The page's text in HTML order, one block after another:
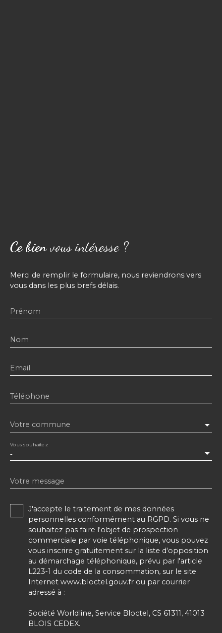
Ce bien vous intéresse ?
Merci de remplir le formulaire, nous reviendrons vers
vous dans les plus brefs délais.
Prénom
Nom
Email
Téléphone
Votre commune
-
Vous souhaitez
Votre message
J'accepte le traitement de mes données
personnelles conformément au RGPD. Si vous ne
souhaitez pas faire l'objet de prospection
commerciale par voie téléphonique, vous pouvez
vous inscrire gratuitement sur la liste d'opposition
au démarchage téléphonique, prévu par l'article
L223-1 du code de la consommation, sur le site
Internet www.bloctel.gouv.fr ou par courrier
adressé à :
Société Worldline, Service Bloctel, CS 61311, 41013
BLOIS CEDEX.